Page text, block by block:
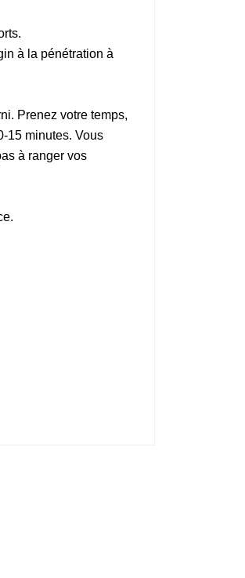
à la pénétration à
Prenez votre temps,
15 minutes. Vous
à ranger vos